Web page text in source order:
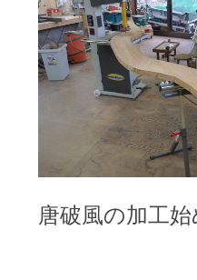
唐破風の加工